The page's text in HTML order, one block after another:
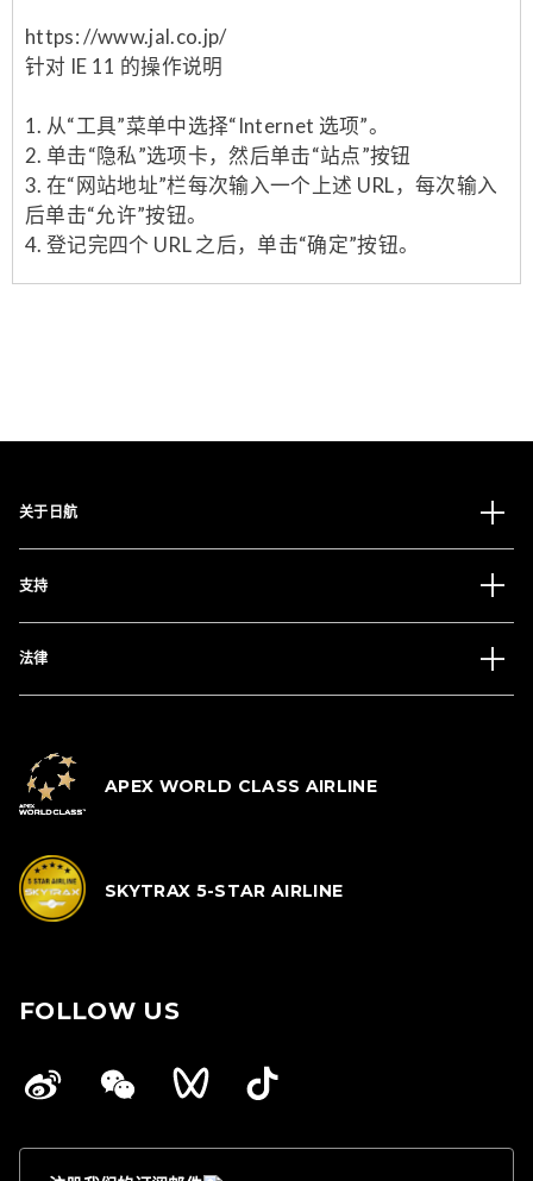
https: //www.jal.co.jp/
针对 IE 11 的操作说明
1. 从“工具”菜单中选择“Internet 选项”。
2. 单击“隐私”选项卡，然后单击“站点”按钮
3. 在“网站地址”栏每次输入一个上述 URL，每次输入
后单击“允许”按钮。
4. 登记完四个 URL 之后，单击“确定”按钮。
关于日航
支持
法律
APEX WORLD CLASS AIRLINE
SKYTRAX 5-STAR AIRLINE
FOLLOW US